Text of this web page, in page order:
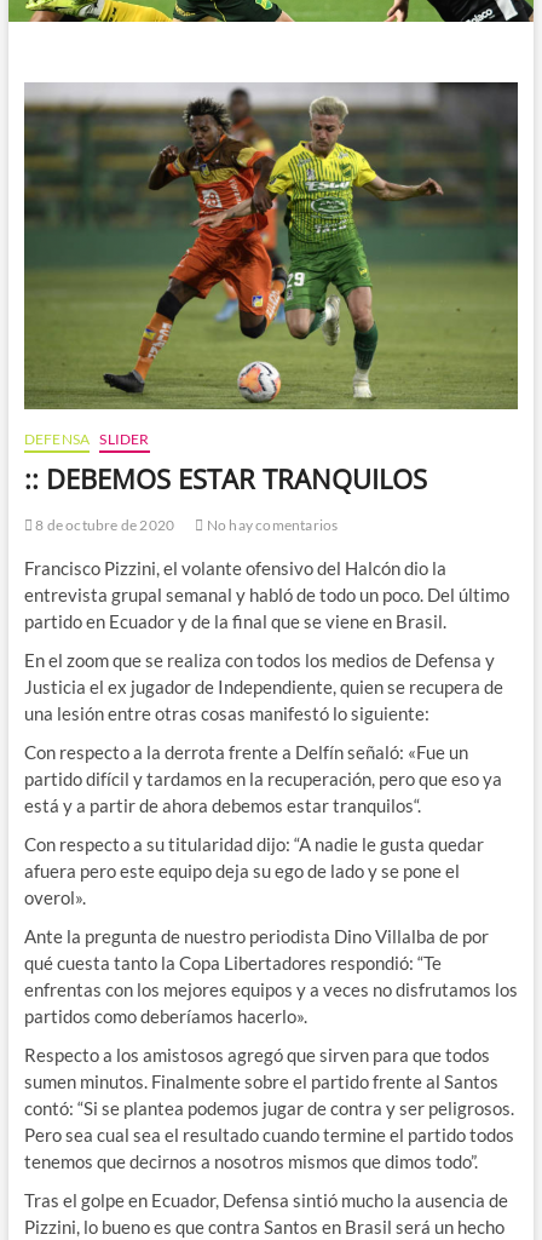
DEFENSA SLIDER
:: DEBEMOS ESTAR TRANQUILOS
8 de octubre de 2020 No hay comentarios
Francisco Pizzini, el volante ofensivo del Halcón dio la
entrevista grupal semanal y habló de todo un poco. Del último
partido en Ecuador y de la final que se viene en Brasil.
En el zoom que se realiza con todos los medios de Defensa y
Justicia el ex jugador de Independiente, quien se recupera de
una lesión entre otras cosas manifestó lo siguiente:
Con respecto a la derrota frente a Delfín señaló: «Fue un
partido difícil y tardamos en la recuperación, pero que eso ya
está y a partir de ahora debemos estar tranquilos“.
Con respecto a su titularidad dijo: “A nadie le gusta quedar
afuera pero este equipo deja su ego de lado y se pone el
overol».
Ante la pregunta de nuestro periodista Dino Villalba de por
qué cuesta tanto la Copa Libertadores respondió: “Te
enfrentas con los mejores equipos y a veces no disfrutamos los
partidos como deberíamos hacerlo».
Respecto a los amistosos agregó que sirven para que todos
sumen minutos. Finalmente sobre el partido frente al Santos
contó: “Si se plantea podemos jugar de contra y ser peligrosos.
Pero sea cual sea el resultado cuando termine el partido todos
tenemos que decirnos a nosotros mismos que dimos todo”.
Tras el golpe en Ecuador, Defensa sintió mucho la ausencia de
Pizzini, lo bueno es que contra Santos en Brasil será un hecho